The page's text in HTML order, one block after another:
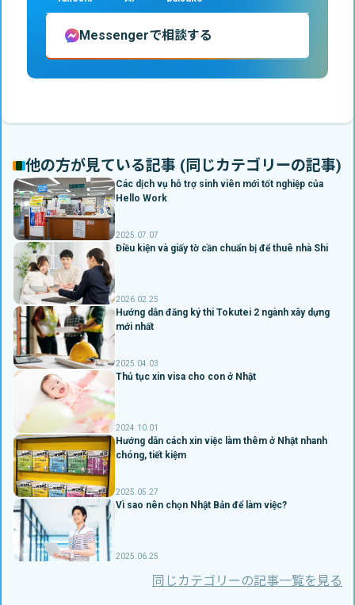
Messengerで相談する
他の方が見ている記事 (同じカテゴリーの記事)
Các dịch vụ hỗ trợ sinh viên mới tốt nghiệp của
Hello Work
2025.07.07
Điều kiện và giấy tờ cần chuẩn bị để thuê nhà Shi
2026.02.25
Hướng dẫn đăng ký thi Tokutei 2 ngành xây dựng
mới nhất
2025.04.03
Thủ tục xin visa cho con ở Nhật
2024.10.01
Hướng dẫn cách xin việc làm thêm ở Nhật nhanh
chóng, tiết kiệm
2025.05.27
Vì sao nên chọn Nhật Bản để làm việc?
2025.06.25
同じカテゴリーの記事一覧を見る